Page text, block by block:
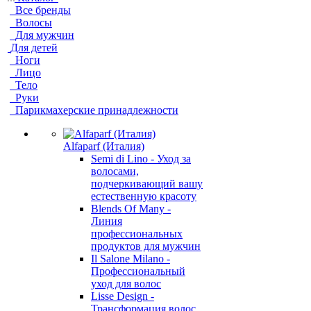
Все бренды
Волосы
Для мужчин
Для детей
Ноги
Лицо
Тело
Руки
Парикмахерские принадлежности
Alfaparf (Италия)
Semi di Lino - Уход за
волосами,
подчеркивающий вашу
естественную красоту
Blends Of Many -
Линия
профессиональных
продуктов для мужчин
Il Salone Milano -
Профессиональный
уход для волос
Lisse Design -
Трансформация волос